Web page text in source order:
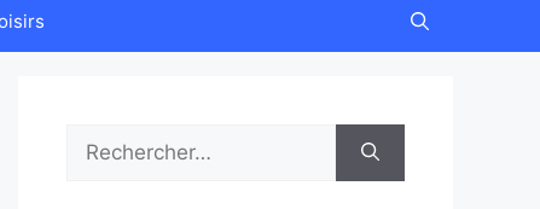
Rechercher :